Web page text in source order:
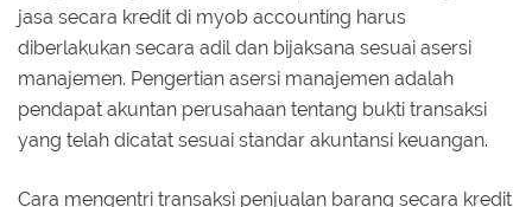
jasa secara kredit di myob accounting harus
diberlakukan secara adil dan bijaksana sesuai asersi
manajemen. Pengertian asersi manajemen adalah
pendapat akuntan perusahaan tentang bukti transaksi
yang telah dicatat sesuai standar akuntansi keuangan.
Cara mengentri transaksi penjualan barang secara kredit